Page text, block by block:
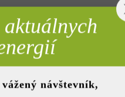
návštevník,